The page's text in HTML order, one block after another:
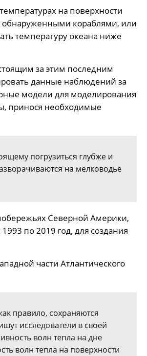
на поверхности
обнаруженными кораблями, или
температуру океана ниже
за этим последним
данные наблюдений за
модели для моделирования
принося необходимые
погрузиться глубже и
на мелководье
Северной Америки,
по 2019 год, для создания
части Атлантического
правило, сохраняются
исследователи в своей
волн тепла на дне
волн тепла на поверхности